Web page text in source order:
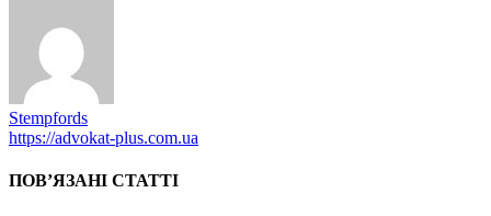
Stempfords
https://advokat-plus.com.ua
ПОВ’ЯЗАНІ СТАТТІ